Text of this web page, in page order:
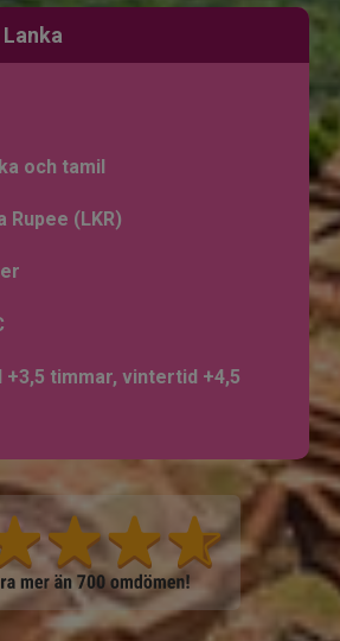
och tamil
Rupee (LKR)
+3,5 timmar, vintertid +4,5